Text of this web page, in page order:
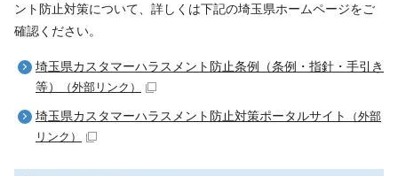
ント防止対策について、詳しくは下記の埼玉県ホームページをご
確認ください。
埼玉県カスタマーハラスメント防止条例（条例・指針・手引き
等）
（外部リンク）
埼玉県カスタマーハラスメント防止対策ポータルサイト
（外部
リンク）